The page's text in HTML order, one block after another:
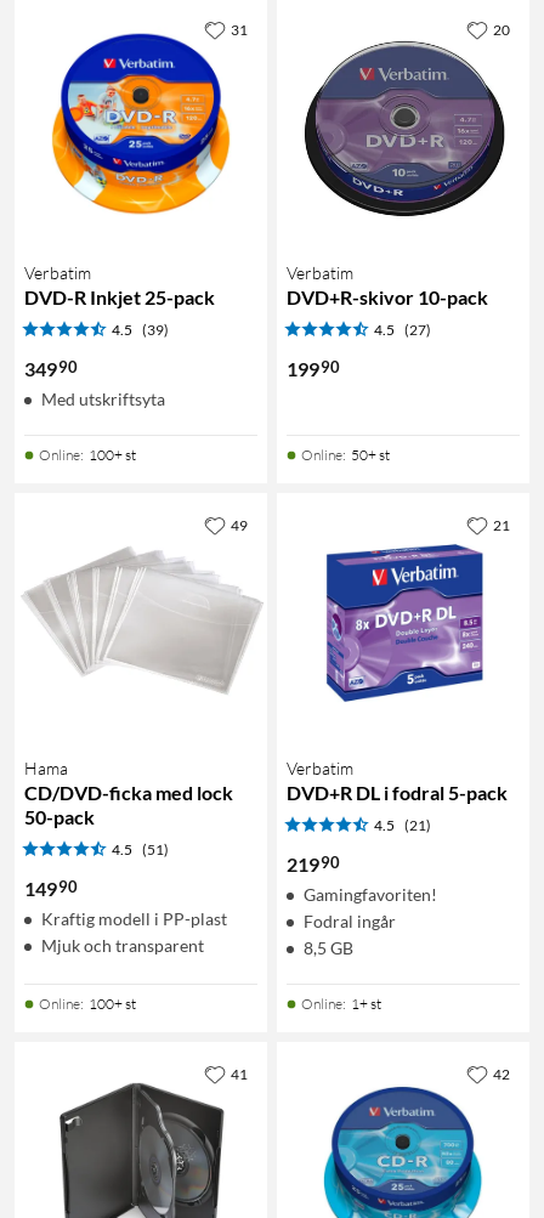
Verbatim
DVD-R Inkjet 25-pack
4.5 (39)
34990
Med utskriftsyta
Online: 100+ st
31
Verbatim
DVD+R-skivor 10-pack
4.5 (27)
19990
Online: 50+ st
20
Hama
CD/DVD-ficka med lock
50-pack
4.5 (51)
14990
Kraftig modell i PP-plast
Mjuk och transparent
Online: 100+ st
49
Verbatim
DVD+R DL i fodral 5-pack
4.5 (21)
21990
Gamingfavoriten!
Fodral ingår
8,5 GB
Online: 1+ st
21
41 42